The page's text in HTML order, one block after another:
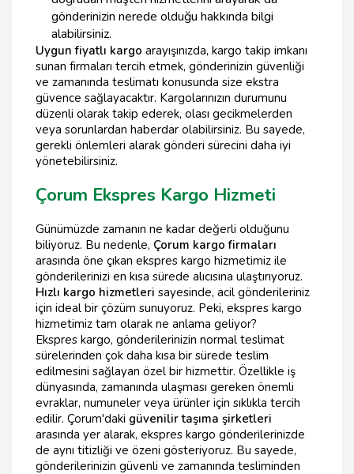
gönderinizin nerede olduğu hakkında bilgi
alabilirsiniz.
Uygun fiyatlı kargo arayışınızda, kargo takip imkanı
sunan firmaları tercih etmek, gönderinizin güvenliği
ve zamanında teslimatı konusunda size ekstra
güvence sağlayacaktır. Kargolarınızın durumunu
düzenli olarak takip ederek, olası gecikmelerden
veya sorunlardan haberdar olabilirsiniz. Bu sayede,
gerekli önlemleri alarak gönderi sürecini daha iyi
yönetebilirsiniz.
Çorum Ekspres Kargo Hizmeti
Günümüzde zamanın ne kadar değerli olduğunu
biliyoruz. Bu nedenle, Çorum kargo firmaları
arasında öne çıkan ekspres kargo hizmetimiz ile
gönderilerinizi en kısa sürede alıcısına ulaştırıyoruz.
Hızlı kargo hizmetleri sayesinde, acil gönderileriniz
için ideal bir çözüm sunuyoruz. Peki, ekspres kargo
hizmetimiz tam olarak ne anlama geliyor?
Ekspres kargo, gönderilerinizin normal teslimat
sürelerinden çok daha kısa bir sürede teslim
edilmesini sağlayan özel bir hizmettir. Özellikle iş
dünyasında, zamanında ulaşması gereken önemli
evraklar, numuneler veya ürünler için sıklıkla tercih
edilir. Çorum'daki güvenilir taşıma şirketleri
arasında yer alarak, ekspres kargo gönderilerinizde
de aynı titizliği ve özeni gösteriyoruz. Bu sayede,
gönderilerinizin güvenli ve zamanında tesliminden